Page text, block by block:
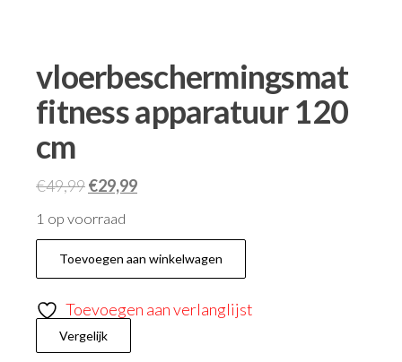
vloerbeschermingsmat
fitness apparatuur 120
cm
€49,99Oorspronkelijke
was:
€49,99.
€29,99Huidige
is:
€29,99.
1 op voorraad
vloerbeschermingsmat
fitness
apparatuur
120
cm
Toevoegen aan winkelwagen
Toevoegen aan verlanglijst
Vergelijk